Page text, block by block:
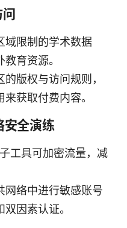
域限制的学术数据
育资源。
版权与访问规则，
获取付费内容。
安全演练
工具可加密流量，减
网络中进行敏感账号
因素认证。